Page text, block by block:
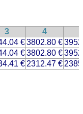
3 4
€3802.80 €
€3802.80 €
€ 2312.47 €